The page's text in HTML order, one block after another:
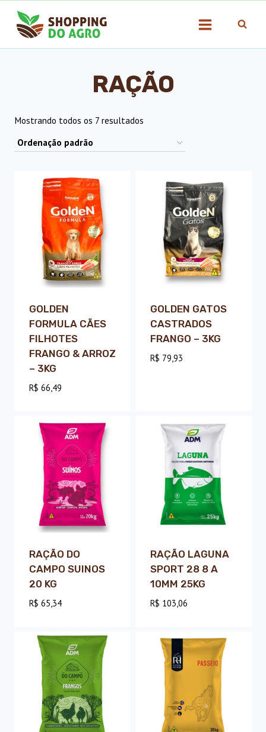
para
RAÇÃO
Mostrando todos os 7 resultados
GOLDEN
FORMULA CÃES
FILHOTES
FRANGO & ARROZ
– 3KG
R$ 66,49
GOLDEN GATOS
CASTRADOS
FRANGO – 3KG
R$ 79,93
RAÇÃO DO
CAMPO SUINOS
20 KG
R$ 65,34
RAÇÃO LAGUNA
SPORT 28 8 A
10MM 25KG
R$ 103,06